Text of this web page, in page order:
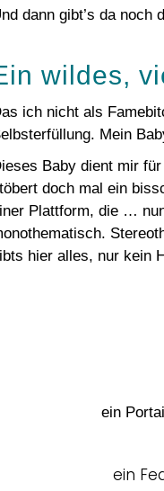
dann gibt’s da noch
wildes,
ich nicht als
Mein
Baby dient mir
doch mal ein
Plattform, die …
hier alles, nur kein
ein
ein